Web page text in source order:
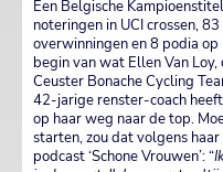
Een Belgische
noteringen in UCI crossen,
overwinningen en 8 podia
begin van wat Ellen Van
Ceuster Bonache Cycling
42-jarige renster-coach
op haar weg naar de top.
starten, zou dat volgens
podcast ‘Schone Vrouwen’: “